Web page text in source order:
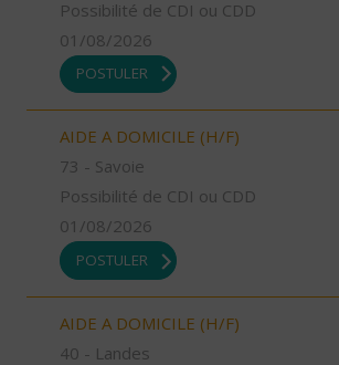
Possibilité de CDI ou CDD
01/08/2026
POSTULER
AIDE A DOMICILE (H/F)
73 - Savoie
Possibilité de CDI ou CDD
01/08/2026
POSTULER
AIDE A DOMICILE (H/F)
40 - Landes